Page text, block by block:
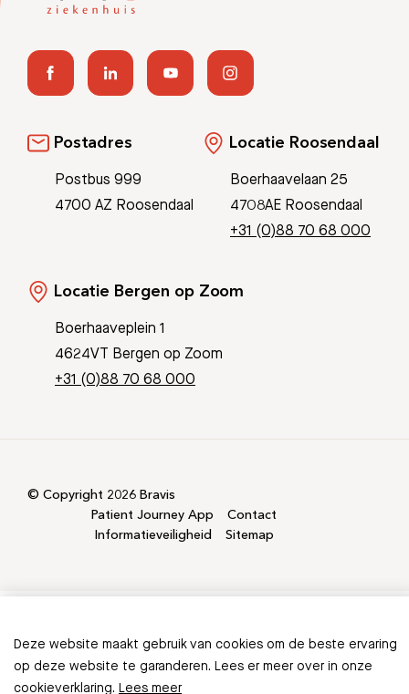
Deze website maakt gebruik van cookies om de beste ervaring
op deze website te garanderen. Lees er meer over in onze
cookieverklaring. Lees meer
Ontbreekt er informatie in
Postadres
Postbus 999
4700 AZ Roosendaal
Locatie Roosendaal
Boerhaavelaan 25
4708AE Roosendaal
+31 (0)88 70 68 000
Locatie Bergen op Zoom
Boerhaaveplein 1
4624VT Bergen op Zoom
+31 (0)88 70 68 000
© Copyright 2026 Bravis
Patient Journey App
Contact
Informatieveiligheid
Sitemap